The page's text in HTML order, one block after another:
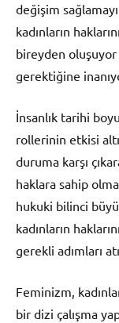
değişim
kadınların
bireyden oluşuyor
gerektiğine
İnsanlık tarihi
rollerinin etkisi
duruma karşı
haklara sahip
hukuki bilinci
kadınların
gerekli adımları
Feminizm,
bir dizi çalışma